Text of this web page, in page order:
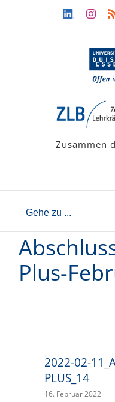
Linkedin
Zusammen
Gehe zu ...
Plus-
2022-02-
PLUS_14
16. Februar 2022